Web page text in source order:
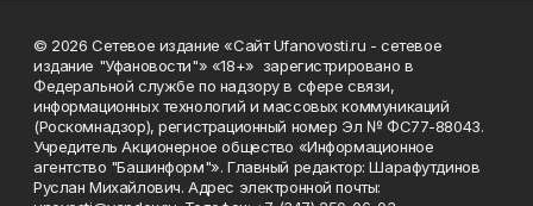
© 2026 Сетевое издание «Сайт Ufanovosti.ru - сетевое
издание "Уфановости"» «18+» зарегистрировано в
Федеральной службе по надзору в сфере связи,
информационных технологий и массовых коммуникаций
(Роскомнадзор), регистрационный номер Эл № ФС77-88043.
Учредитель Акционерное общество «Информационное
агентство "Башинформ"». Главный редактор: Шарафутдинов
Руслан Михайлович. Адрес электронной почты: